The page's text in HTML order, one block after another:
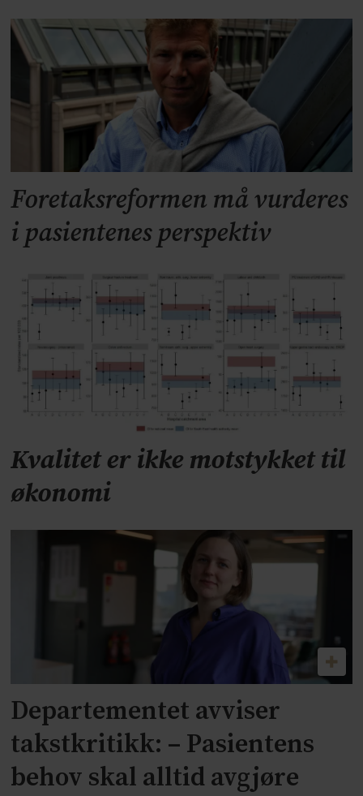
Foretaksreformen må vurderes
i pasientenes perspektiv
Kvalitet er ikke motstykket til
økonomi
Departementet avviser
takstkritikk: – Pasientens
behov skal alltid avgjøre